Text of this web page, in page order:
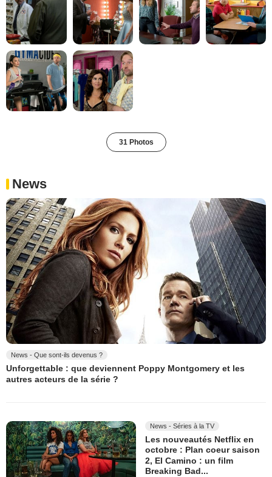
31 Photos
News
News - Que sont-ils devenus ?
Unforgettable : que deviennent Poppy Montgomery et les
autres acteurs de la série ?
News - Séries à la TV
Les nouveautés Netflix en
octobre : Plan coeur saison
2, El Camino : un film
Breaking Bad...